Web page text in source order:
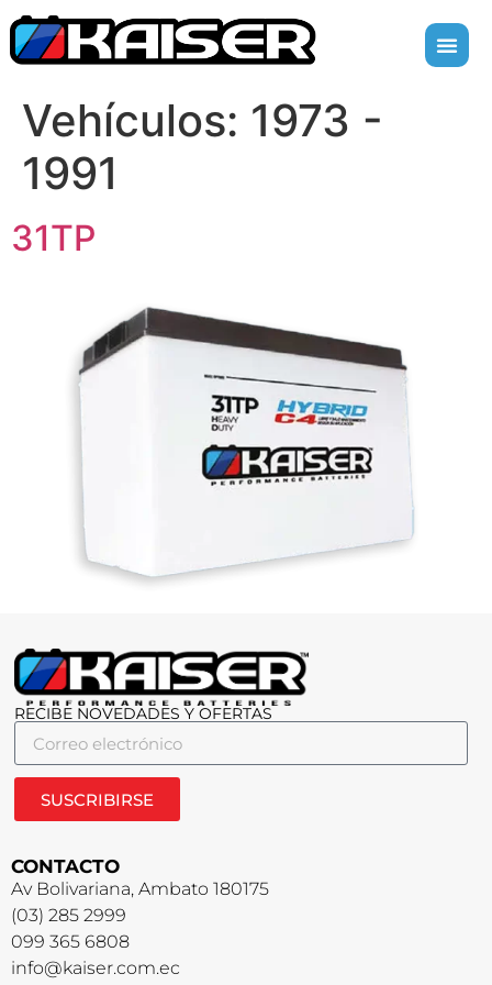
Vehículos: 1973 -
1991
31TP
RECIBE NOVEDADES Y OFERTAS
SUSCRIBIRSE
CONTACTO
Av Bolivariana, Ambato 180175
(03) 285 2999
099 365 6808
info@kaiser.com.ec